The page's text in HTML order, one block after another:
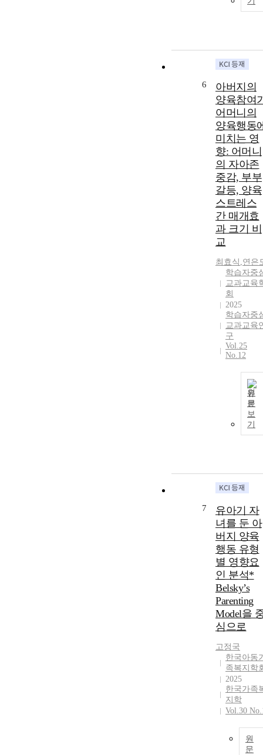
6
아버지의
양육참여
어머니의
양육행동
미치는 영
향: 어머니
의 자아존
중감, 부부
갈등, 양육
스트레스
간 매개효
과 크기 비
교
최효식 ,연은
학습자중
교과교육
회
2025
학습자중
교과교육
구
Vol.25
No.12
원
문
보
기
7
유아기 자
녀를 둔 아
버지 양육
행동 유형
별 영향요
인 분석*
Belsky’s
Parenting
Model을
심으로
고정국
한국아동
족복지학
2025
한국가족
지학
Vol.30
원
문